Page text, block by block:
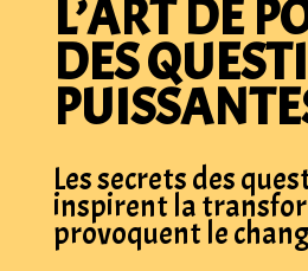
L’ART DE
DES
Les secrets des
inspirent la
provoquent le